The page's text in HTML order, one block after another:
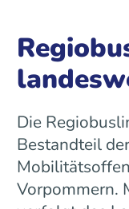
Die
Bestandteil
Vorpommern.